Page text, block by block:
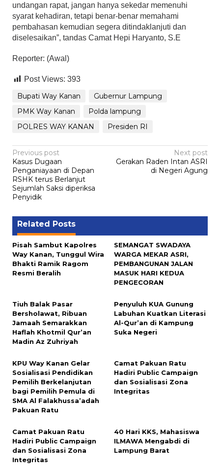
undangan rapat, jangan hanya sekedar memenuhi
syarat kehadiran, tetapi benar-benar memahami
pembahasan kemudian segera ditindaklanjuti dan
diselesaikan”, tandas Camat Hepi Haryanto, S.E
Reporter: (Awal)
Post Views: 393
Bupati Way Kanan
Gubernur Lampung
PMK Way Kanan
Polda lampung
POLRES WAY KANAN
Presiden RI
Post
navigation
Previous post
Kasus Dugaan
Penganiayaan di Depan
RSHK terus Berlanjut
Sejumlah Saksi diperiksa
Penyidik
Next post
Gerakan Raden Intan ASRI
di Negeri Agung
Related Posts
Pisah Sambut Kapolres
Way Kanan, Tunggul Wira
Bhakti Ramik Ragom
Resmi Beralih
SEMANGAT SWADAYA
WARGA MEKAR ASRI,
PEMBANGUNAN JALAN
MASUK HARI KEDUA
PENGECORAN
Tiuh Balak Pasar
Bersholawat, Ribuan
Jamaah Semarakkan
Haflah Khotmil Qur’an
Madin Az Zuhriyah
Penyuluh KUA Gunung
Labuhan Kuatkan Literasi
Al-Qur’an di Kampung
Suka Negeri
KPU Way Kanan Gelar
Sosialisasi Pendidikan
Pemilih Berkelanjutan
bagi Pemilih Pemula di
SMA Al Falakhussa’adah
Pakuan Ratu
Camat Pakuan Ratu
Hadiri Public Campaign
dan Sosialisasi Zona
Integritas
Camat Pakuan Ratu
Hadiri Public Campaign
dan Sosialisasi Zona
Integritas
40 Hari KKS, Mahasiswa
ILMAWA Mengabdi di
Lampung Barat